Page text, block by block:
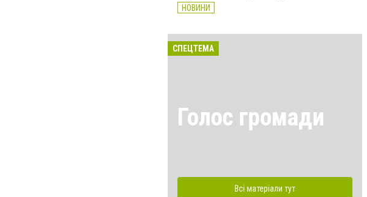
НОВИНИ
СПЕЦТЕМА
Голос громади
Всі матеріали тут